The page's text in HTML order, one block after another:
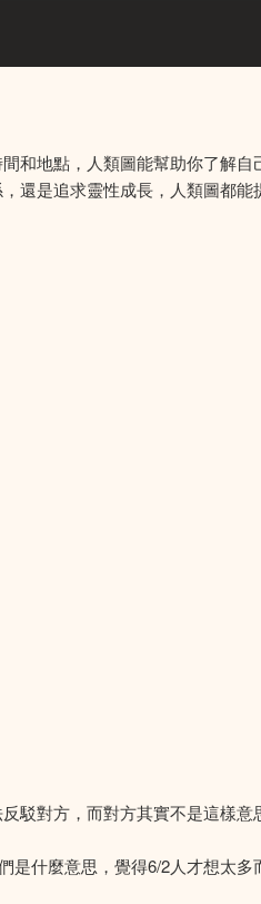
地點，人類圖能幫助你了解自
還是追求靈性成長，人類圖都
駁對方，而對方其實不是這樣意
什麼意思，覺得6/2人才想太多